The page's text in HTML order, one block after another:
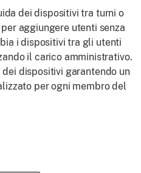
dei dispositivi tra turni o
aggiungere utenti senza
i dispositivi tra gli utenti
il carico amministrativo.
dispositivi garantendo un
per ogni membro del